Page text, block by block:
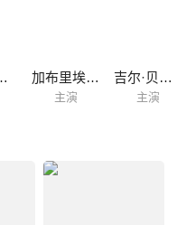
讲恐怖故事，然而听过她讲故
民的恐慌和愤怒，莎...
尔扎 加布里埃尔·拉什
主演
吉尔·贝罗斯
主演